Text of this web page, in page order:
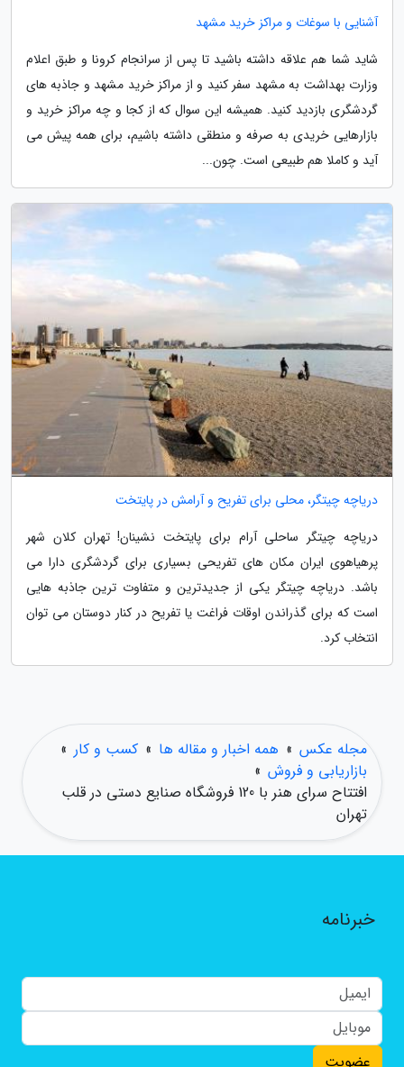
آشنایی با سوغات و مراکز خرید مشهد
شاید شما هم علاقه داشته باشید تا پس از سرانجام کرونا و طبق اعلام
وزارت بهداشت به مشهد سفر کنید و از مراکز خرید مشهد و جاذبه های
گردشگری بازدید کنید. همیشه این سوال که از کجا و چه مراکز خرید و
بازارهایی خریدی به صرفه و منطقی داشته باشیم، برای همه پیش می
آید و کاملا هم طبیعی است. چون...
دریاچه چیتگر، محلی برای تفریح و آرامش در پایتخت
دریاچه چیتگر ساحلی آرام برای پایتخت نشینان! تهران کلان شهر
پرهیاهوی ایران مکان های تفریحی بسیاری برای گردشگری دارا می
باشد. دریاچه چیتگر یکی از جدیدترین و متفاوت ترین جاذبه هایی
است که برای گذراندن اوقات فراغت یا تفریح در کنار دوستان می توان
انتخاب کرد.
مجله عکس » همه اخبار و مقاله ها » کسب و کار »
بازاریابی و فروش »
افتتاح سرای هنر با 120 فروشگاه صنایع دستی در قلب
تهران
خبرنامه
عضویت